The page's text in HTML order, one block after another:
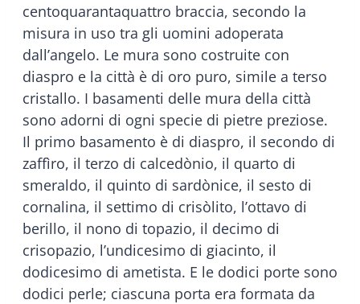
centoquarantaquattro braccia, secondo la
misura in uso tra gli uomini adoperata
dall’angelo. Le mura sono costruite con
diaspro e la città è di oro puro, simile a terso
cristallo. I basamenti delle mura della città
sono adorni di ogni specie di pietre preziose.
Il primo basamento è di diaspro, il secondo di
zaffìro, il terzo di calcedònio, il quarto di
smeraldo, il quinto di sardònice, il sesto di
cornalina, il settimo di crisòlito, l’ottavo di
berillo, il nono di topazio, il decimo di
crisopazio, l’undicesimo di giacinto, il
dodicesimo di ametista. E le dodici porte sono
dodici perle; ciascuna porta era formata da